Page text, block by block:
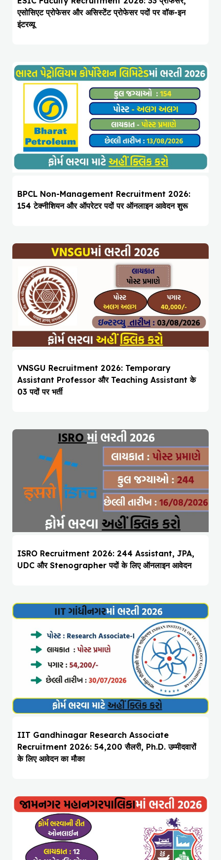
एसोसिएट प्रोफेसर और असिस्टेंट प्रोफेसर पदों पर वॉक-इन
इंटरव्यू
BPCL Non-Management Recruitment 2026:
154 टेक्नीशियन और ऑपरेटर पदों पर ऑनलाइन आवेदन शुरू
VNSGU Recruitment 2026: Temporary
Assistant Professor और Teaching Assistant के
03 पदों पर भर्ती
ISRO Recruitment 2026: 244 Assistant, JPA,
UDC और Stenographer पदों के लिए ऑनलाइन आवेदन
IIT Gandhinagar Research Associate
Recruitment 2026: ₹54,200 सैलरी, Ph.D. उम्मीदवारों
के लिए आवेदन का मौका